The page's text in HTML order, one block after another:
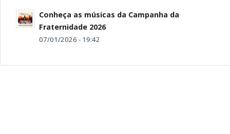
Conheça as músicas da Campanha da
Fraternidade 2026
07/01/2026 - 19:42